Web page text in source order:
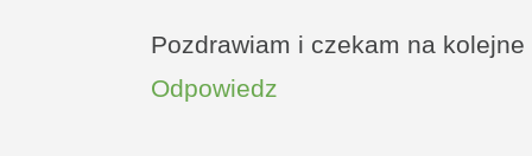
Pozdrawiam i czekam na kolejne
Odpowiedz